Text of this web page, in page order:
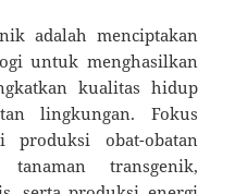
adalah menciptakan
untuk menghasilkan
kualitas hidup
lingkungan. Fokus
obat-obatan
tanaman transgenik,